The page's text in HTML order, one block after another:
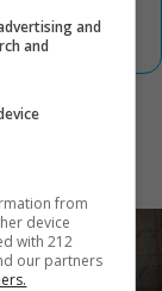
and
and
from
device
with 212
our partners